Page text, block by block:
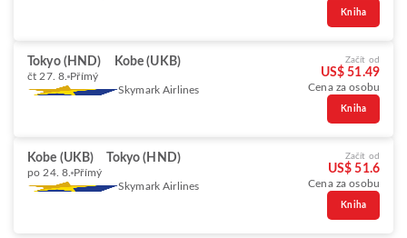
Kniha
Tokyo (HND) Kobe (UKB)
čt 27. 8. Přímý
Skymark Airlines
Začít od
US$ 51.49
Cena za osobu
Kniha
Kobe (UKB) Tokyo (HND)
po 24. 8. Přímý
Skymark Airlines
Začít od
US$ 51.6
Cena za osobu
Kniha